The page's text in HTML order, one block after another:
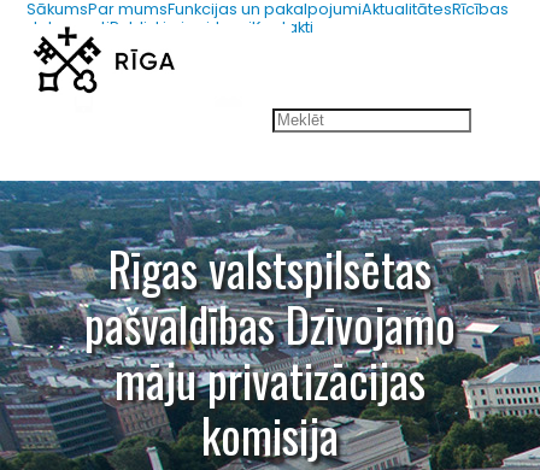
SākumsPar mumsFunkcijas un pakalpojumiAktualitātesRīcības
dokumentiPubliskie iepirkumiKontakti
Rīgas valstspilsētas
pašvaldības Dzīvojamo
māju privatizācijas
komisija